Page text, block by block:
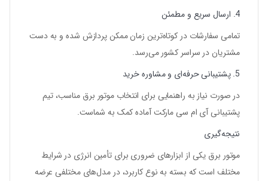
4. ارسال سریع و مطمئن
تمامی سفارشات در کوتاه‌ترین زمان ممکن پردازش شده و به دست
مشتریان در سراسر کشور می‌رسد.
5. پشتیبانی حرفه‌ای و مشاوره خرید
در صورت نیاز به راهنمایی برای انتخاب موتور برق مناسب، تیم
پشتیبانی آی ام سی مارکت آماده کمک به شماست.
نتیجه‌گیری
موتور برق یکی از ابزارهای ضروری برای تأمین انرژی در شرایط
مختلف است که بسته به نوع کاربرد، در مدل‌های مختلفی عرضه